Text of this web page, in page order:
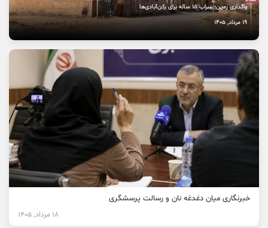
واگذاری زمین؛ سراب ۱۵ ساله برای رکن‌آبادی‌ها
19 مرداد, 1405
خبرنگاری میان دغدغه نان و رسالت پرسشگری
18 مرداد, 1405